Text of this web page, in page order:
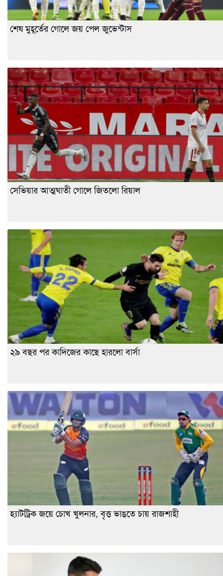
শেষ মুহূর্তের গোলে জয় পেল জুভেন্টাস
সেভিয়ার আত্মঘাতী গোলে জিতলো রিয়াল
২৯ বছর পর কাদিজের কাছে হারলো বার্সা
হ্যাটট্রিক জয়ে চোখ খুলনার, বৃত্ত ভাঙতে চায় রাজশাহী